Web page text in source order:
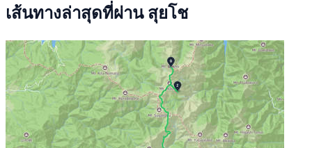
เส้นทางล่าสุดที่ผ่าน สุยโช